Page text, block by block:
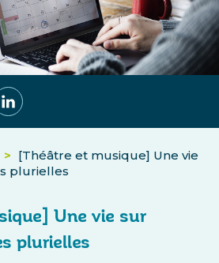
> [Théâtre et musique] Une vie
plurielles
Une vie sur
plurielles